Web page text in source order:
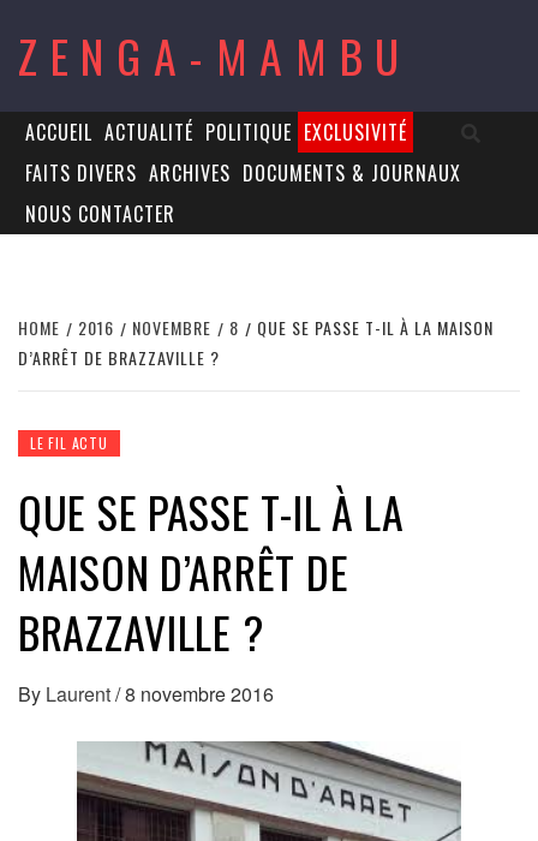
content
ZENGA-MAMBU
ACCUEIL ACTUALITÉ POLITIQUE EXCLUSIVITÉ
FAITS DIVERS ARCHIVES DOCUMENTS & JOURNAUX
NOUS CONTACTER
HOME 2016 NOVEMBRE 8
QUE SE PASSE T-IL À LA MAISON
D’ARRÊT DE BRAZZAVILLE ?
LE FIL ACTU
QUE SE PASSE T-IL À LA
MAISON D’ARRÊT DE
BRAZZAVILLE ?
By Laurent/8 novembre 2016